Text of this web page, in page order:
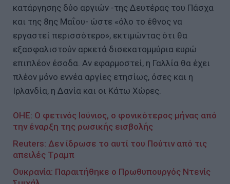
κατάργησης δύο αργιών -της Δευτέρας του Πάσχα
και της 8ης Μαΐου- ώστε «όλο το έθνος να
εργαστεί περισσότερο», εκτιμώντας ότι θα
εξασφαλιστούν αρκετά δισεκατομμύρια ευρώ
επιπλέον έσοδα. Αν εφαρμοστεί, η Γαλλία θα έχει
πλέον μόνο εννέα αργίες ετησίως, όσες και η
Ιρλανδία, η Δανία και οι Κάτω Χώρες.
ΟΗΕ: Ο φετινός Ιούνιος, ο φονικότερος μήνας από
την έναρξη της ρωσικής εισβολής
Reuters: Δεν ίδρωσε το αυτί του Πούτιν από τις
απειλές Τραμπ
Ουκρανία: Παραιτήθηκε ο Πρωθυπουργός Ντενίς